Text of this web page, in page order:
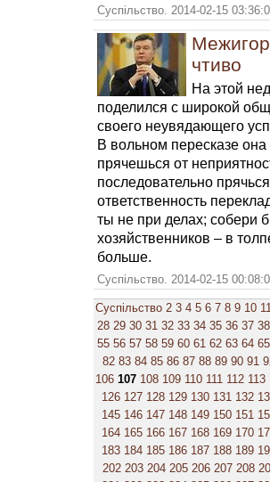
Суспільство. 2014-02-15
чтиво
На этой
поделился с широкой
своего неувядающего
В вольном пересказе она
прячешься от
последовательно
ответственность
ты не при делах; собери
хозяйственников – в
больше.
Суспільство. 2014-02-15
Суспільство 2 3 4 5 6 7 8 9 10
28 29 30 31 32 33 34 35 36 37 38
55 56 57 58 59 60 61 62 63 64 65
82 83 84 85 86 87 88 89 90 91
106 107 108 109 110 111 112 113
126 127 128 129 130 131 132
145 146 147 148 149 150 151
164 165 166 167 168 169 170
183 184 185 186 187 188 189
202 203 204 205 206 207 208